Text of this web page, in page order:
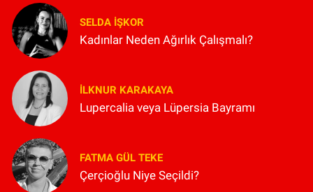
SELDA İŞKOR
Kadınlar Neden Ağırlık Çalışmalı?
İLKNUR KARAKAYA
Lupercalia veya Lüpersia Bayramı
FATMA GÜL TEKE
Çerçioğlu Niye Seçildi?